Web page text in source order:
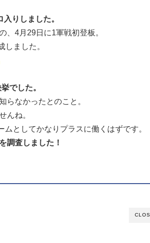
りしました。
、4月29日に1軍戦初登板。
ました。
でした。
らなかったとのこと。
んね。
としてかなりプラスに働くはずです。
調査しました！